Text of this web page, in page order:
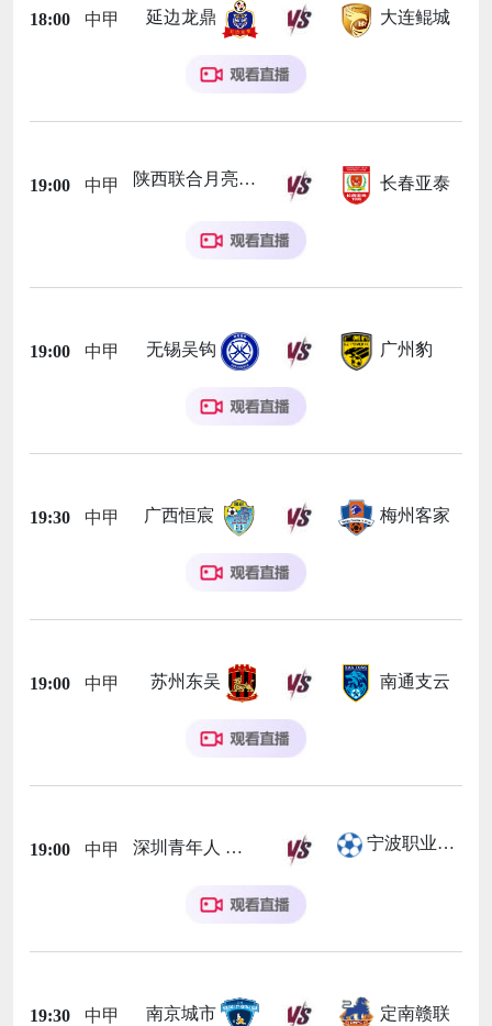
18:00 中甲 延边龙鼎 大连鲲城
19:00 中甲 陕西联合月亮泊队 长春亚泰
19:00 中甲 无锡吴钩 广州豹
19:30 中甲 广西恒宸 梅州客家
19:00 中甲 苏州东吴 南通支云
19:00 中甲 深圳青年人 宁波职业足球俱乐部
19:30 中甲 南京城市 定南赣联